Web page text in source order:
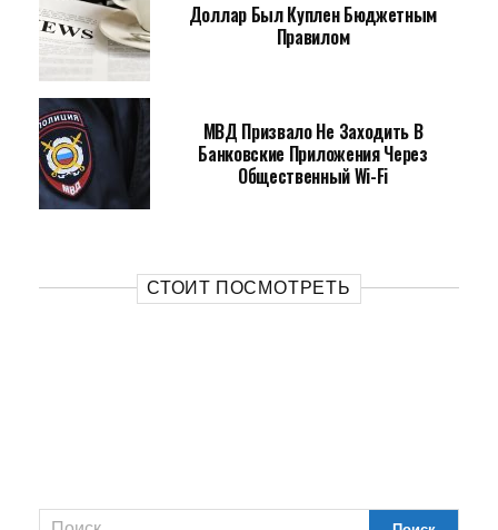
Доллар Был Куплен Бюджетным
Правилом
МВД Призвало Не Заходить В
Банковские Приложения Через
Общественный Wi-Fi
СТОИТ ПОСМОТРЕТЬ